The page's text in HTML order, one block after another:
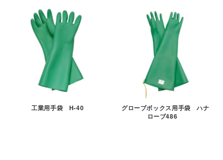
工業用手袋 H-40
グローブボックス用手袋 ハナ
ローブ486